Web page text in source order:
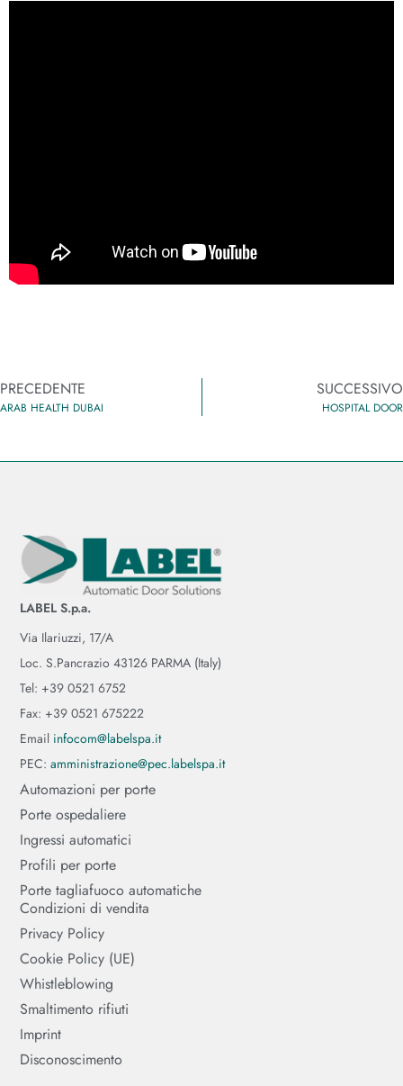
PRECEDENTE
ARAB HEALTH DUBAI
SUCCESSIVO
HOSPITAL DOOR
LABEL S.p.a.
Via Ilariuzzi, 17/A
Loc. S.Pancrazio 43126 PARMA (Italy)
Tel: +39 0521 6752
Fax: +39 0521 675222
Email infocom@labelspa.it
PEC:amministrazione@pec.labelspa.it
Automazioni per porte
Porte ospedaliere
Ingressi automatici
Profili per porte
Porte tagliafuoco automatiche
Condizioni di vendita
Privacy Policy
Cookie Policy (UE)
Whistleblowing
Smaltimento rifiuti
Imprint
Disconoscimento